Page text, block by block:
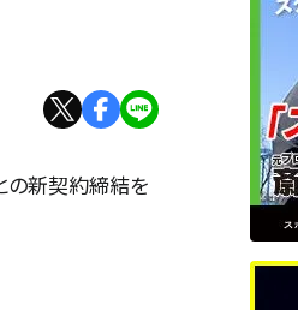
の新契約締結を